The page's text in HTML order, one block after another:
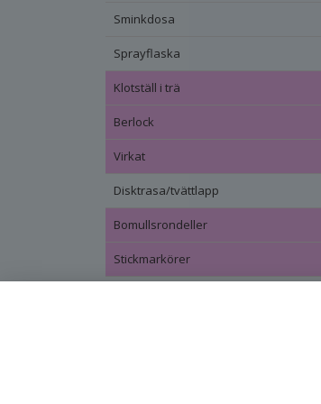
Sminkdosa
Sprayflaska
Klotställ i trä
Berlock
Virkat
Disktrasa/tvättlapp
Bomullsrondeller
Stickmarkörer